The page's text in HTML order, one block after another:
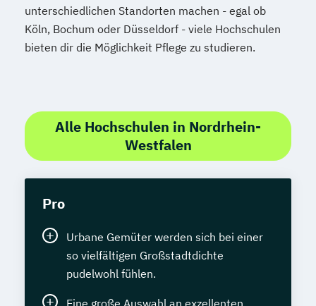
unterschiedlichen Standorten machen - egal ob
Köln, Bochum oder Düsseldorf - viele Hochschulen
bieten dir die Möglichkeit Pflege zu studieren.
Alle Hochschulen in Nordrhein-
Westfalen
Pro
Urbane Gemüter werden sich bei einer
so vielfältigen Großstadtdichte
pudelwohl fühlen.
Eine große Auswahl an exzellenten